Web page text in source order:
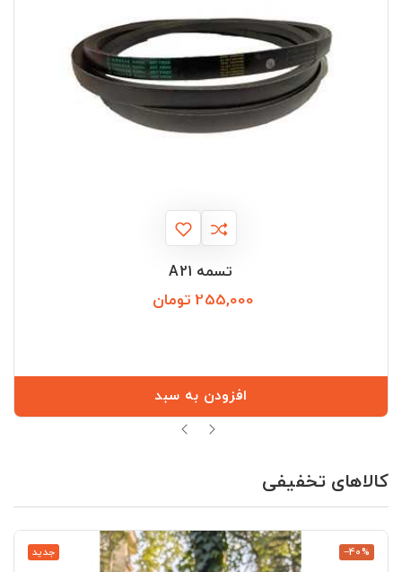
تسمه A21
255,000 تومان
افزودن به سبد
کالاهای تخفیفی
جدید ‎−40%